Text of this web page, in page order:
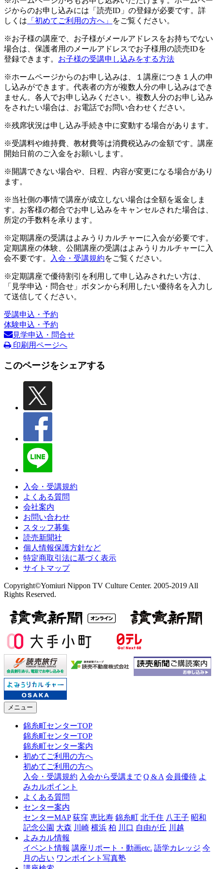
ジからのお申し込みには「読売ID」の登録が必要です。詳
しくは 「初めてご利用の方へ」 をご覧ください。
※お子様の講座で、お子様がメールアドレスをお持ちでない
場合は、保護者用のメールアドレスでお子様用の読売IDを
登録できます。 お子様の受講申し込みをする方法
※ホームページからのお申し込みは、１講座につき１人の申
し込みができます。代表者の方が複数人分の申し込みはでき
ません。各人でお申し込みください。複数人分のお申し込み
をされたい場合は、お電話でお問い合わせください。
※残席状況は申し込み手続き中に変動する場合があります。
※受講料や維持費、教材費等は消費税込みの金額です。講座
開始日前のご入金をお願いします。
※開講できない場合や、日程、内容が変更になる場合があり
ます。
※当社側の事情で講座が成立しない場合は全額を返金しま
す。お客様の都合でお申し込みをキャンセルされた場合は、
所定の手数料を承ります。
※定期講座の受講はよみうりカルチャーに入会が必要です。
定期講座の体験、公開講座の受講はよみうりカルチャーに入
会不要です。
入会・受講規約をご覧ください。
※定期講座で優待割引を利用して申し込みされたい方は、
「見学申込・問合せ」ボタンから利用したい優待名を入力し
て送信してください。
受講申込・予約
体験申込・予約
見学申込・問合せ
印刷用ページへ
このページをシェアする
入会・受講規約
よくある質問
会社案内
お問い合わせ
スタッフ募集
読売新聞社
個人情報保護方針など
特定商取引法に基づく表示
サイトマップ
Copyright©Yomiuri Nippon TV Culture Center. 2005-2019 All
Rights Reserved.
メニュー
錦糸町センターTOP
錦糸町センターTOP
錦糸町センター案内
初めてご利用の方へ
初めてご利用の方へ
入会・受講規約 入会から受講まで Q & A 会員優待 よ
みカルポイント
よくある質問
センター案内
センターMAP 荻窪 恵比寿 錦糸町 北千住 八王子 昭和
記念公園 大森 川崎 横浜 柏 川口 自由が丘 川越
よみカル情報
イベント情報 講座リポート・動画etc. 語学カレッジ 今
月の占い ワンポイント写真塾